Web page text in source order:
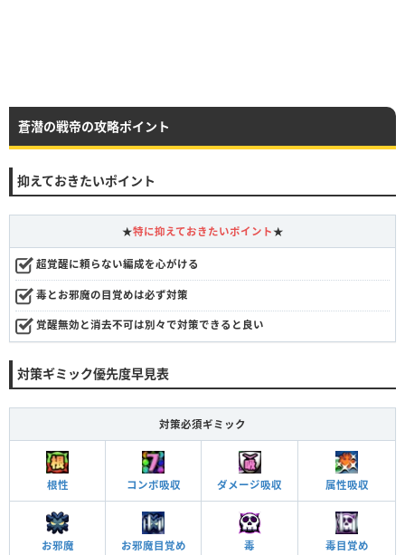
蒼潜の戦帝の攻略ポイント
抑えておきたいポイント
★特に抑えておきたいポイント★
超覚醒に頼らない編成を心がける
毒とお邪魔の目覚めは必ず対策
覚醒無効と消去不可は別々で対策できると良い
対策ギミック優先度早見表
対策必須ギミック
根性 コンボ吸収 ダメージ吸収 属性吸収
お邪魔 お邪魔目覚め 毒 毒目覚め